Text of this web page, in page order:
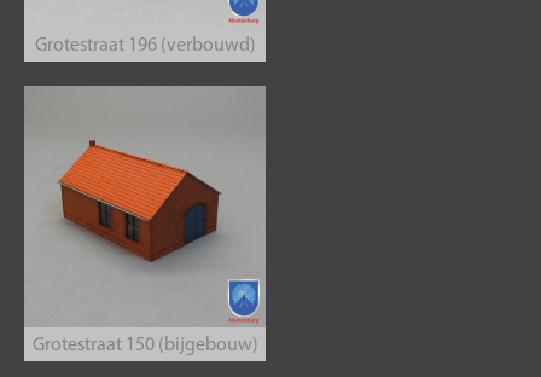
Grotestraat 196 (verbouwd)
Grotestraat 150 (bijgebouw)